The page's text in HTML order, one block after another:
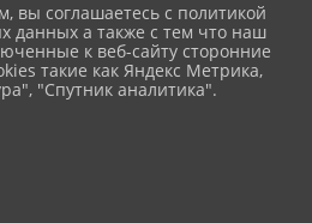
вы соглашаетесь с политикой
данных а также с тем что наш
к веб-сайту сторонние
такие как Яндекс Метрика,
"Спутник аналитика".